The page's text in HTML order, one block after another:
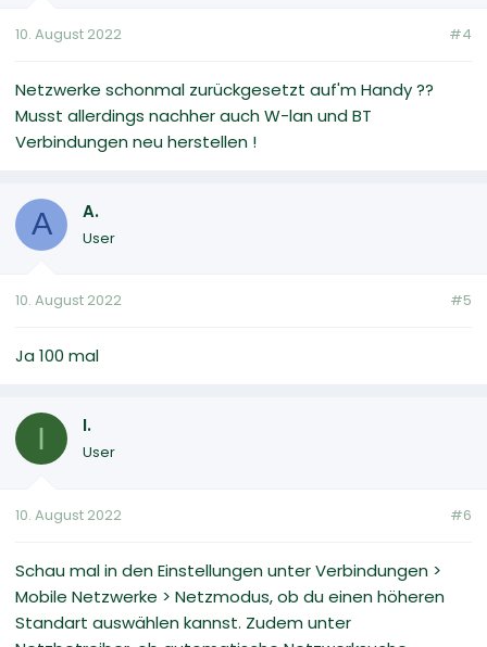
10. August 2022 #4
Netzwerke schonmal zurückgesetzt auf'm Handy ??
Musst allerdings nachher auch W-lan und BT
Verbindungen neu herstellen !
A A.
User
10. August 2022 #5
Ja 100 mal
I I.
User
10. August 2022 #6
Schau mal in den Einstellungen unter Verbindungen >
Mobile Netzwerke > Netzmodus, ob du einen höheren
Standart auswählen kannst. Zudem unter